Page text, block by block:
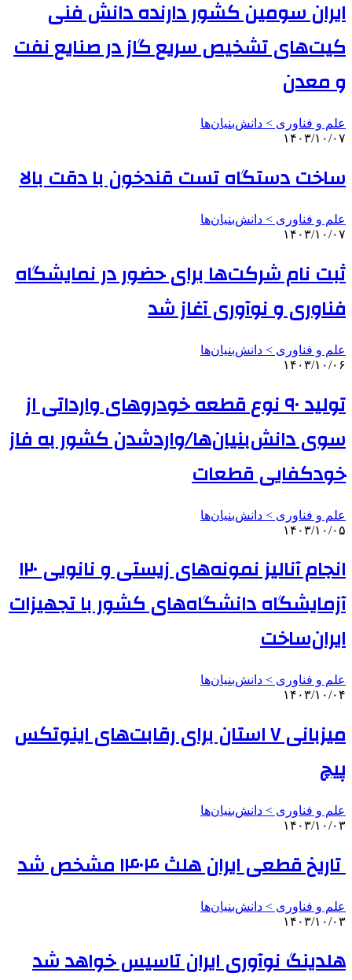
ایران سومین کشور دارنده دانش فنی
کیت‌های تشخیص سریع گاز در صنایع نفت
و معدن
علم و فناوری‌ > دانش‌بنیان‌ها
۱۴۰۳/۱۰/۰۷
ساخت دستگاه تست قندخون با دقت بالا
علم و فناوری‌ > دانش‌بنیان‌ها
۱۴۰۳/۱۰/۰۷
ثبت نام شرکت‌ها برای حضور در نمایشگاه
فناوری و نوآوری آغاز شد
علم و فناوری‌ > دانش‌بنیان‌ها
۱۴۰۳/۱۰/۰۶
تولید ۹۰ نوع قطعه خودروهای وارداتی از
سوی دانش‌بنیان‌ها/واردشدن کشور به فاز
خودکفایی قطعات
علم و فناوری‌ > دانش‌بنیان‌ها
۱۴۰۳/۱۰/۰۵
انجام آنالیز نمونه‌های زیستی و نانویی ۱۲۰
آزمایشگاه دانشگاه‌های کشور با تجهیزات
ایران‌ساخت
علم و فناوری‌ > دانش‌بنیان‌ها
۱۴۰۳/۱۰/۰۴
میزبانی ۷ استان برای رقابت‌های اینوتکس
پیچ
علم و فناوری‌ > دانش‌بنیان‌ها
۱۴۰۳/۱۰/۰۳
تاریخ قطعی ایران هلث ۱۴۰۴ مشخص شد
علم و فناوری‌ > دانش‌بنیان‌ها
۱۴۰۳/۱۰/۰۳
هلدینگ نوآوری ایران تاسیس خواهد شد